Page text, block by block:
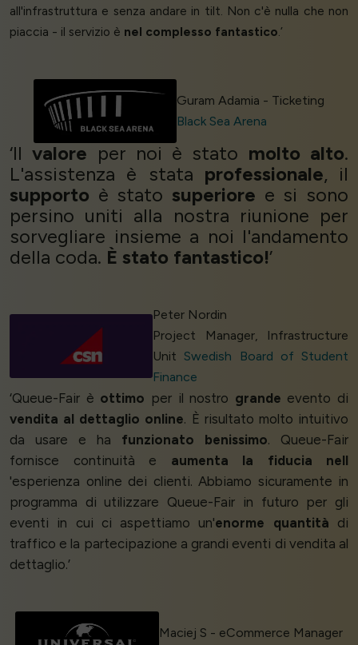
all'infrastruttura e senza andare in tilt. Non c'è nulla che non
piaccia - il servizio è nel complesso fantastico.’
Guram Adamia - Ticketing
Black Sea Arena
‘Ilvalore per noi è stato molto alto.
L'assistenza è stata professionale, il
supporto è stato superiore e si sono
persino uniti alla nostra riunione per
sorvegliare insieme a noi l'andamento
della coda. È stato fantastico!’
Peter Nordin
Project Manager, Infrastructure
Unit Swedish Board of Student
Finance
‘Queue-Fair è ottimo per il nostro grande evento di
vendita al dettaglio online. È risultato molto intuitivo
da usare e ha funzionato benissimo. Queue-Fair
fornisce continuità e aumenta la fiducia nell
'esperienza online dei clienti. Abbiamo sicuramente in
programma di utilizzare Queue-Fair in futuro per gli
eventi in cui ci aspettiamo un'enorme quantità di
traffico e la partecipazione a grandi eventi di vendita al
dettaglio.’
Maciej S - eCommerce Manager